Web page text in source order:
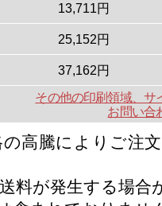
13,711円
25,152円
37,162円
その他の印刷領域、サ
お問い合
高騰によりご注
料が発生する場合